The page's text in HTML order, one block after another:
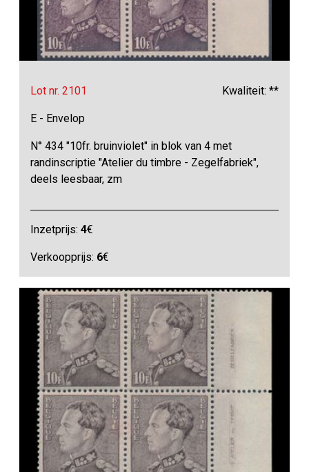
Lot nr. 2101 Kwaliteit: **
E - Envelop
N° 434 "10fr. bruinviolet" in blok van 4 met
randinscriptie "Atelier du timbre - Zegelfabriek",
deels leesbaar, zm
Inzetprijs:4€
Verkoopprijs: 6€